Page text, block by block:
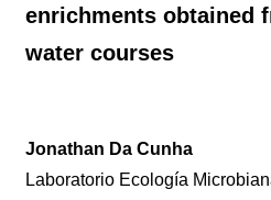
enrichments obtained
water courses
Jonathan Da Cunha
Laboratorio Ecología